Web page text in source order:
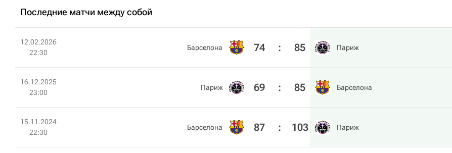
Последние матчи между собой
12.02.2026
22:30
Барселона 74 : 85 Париж
16.12.2025
23:00
Париж 69 : 85 Барселона
15.11.2024
22:30
Барселона 87 : 103 Париж